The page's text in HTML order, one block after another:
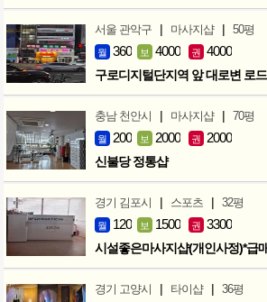
서울 관악구 | 마사지샵 | 50평
월 360 보 4000 권 4000
구로디지털단지역 앞 대로변 로
충남 천안시 | 마사지샵 | 70평
월 200 보 2000 권 2000
신불당 정통샵
경기 김포시 | 스포츠 | 32평
월 120 보 1500 권 3300
시설좋은마사지샵(개인사정)*급
경기 고양시 | 타이샵 | 36평